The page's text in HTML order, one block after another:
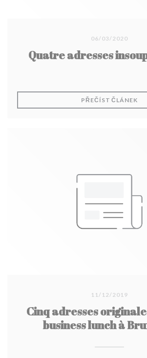
06/03/2020
Quatre adresses
PŘEČÍST ČLÁNEK
11/12/2019
Cinq adresses
business lunch à